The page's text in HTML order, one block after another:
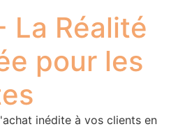
La Réalité
pour les
inédite à vos clients en